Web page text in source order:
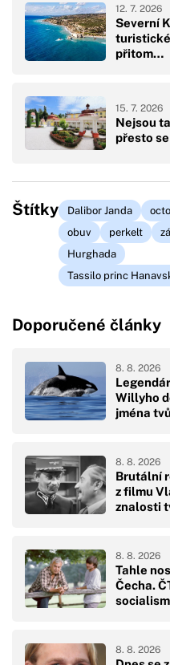
Severní
přitom…
12. 7. 2026
Nejsou
přesto
15. 7. 2026
Štítky Dalibor Janda
obuv
perkelt
Hurghada
Tassilo princ
Doporučené články
Willyho
jména
8. 8. 2026
Brutální
z filmu
znalosti
8. 8. 2026
Tahle
Čecha.
8. 8. 2026
8. 8. 2026